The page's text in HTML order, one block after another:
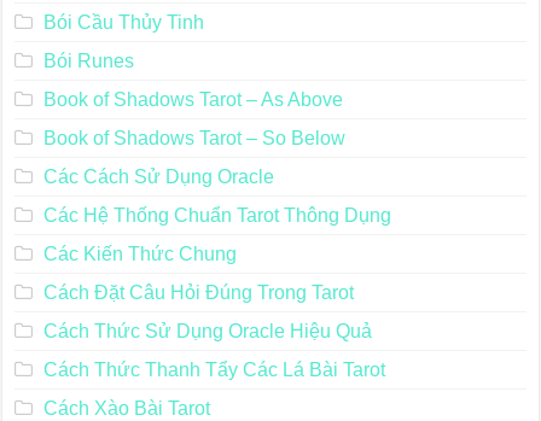
Bói Cầu Thủy Tinh
Bói Runes
Book of Shadows Tarot – As Above
Book of Shadows Tarot – So Below
Các Cách Sử Dụng Oracle
Các Hệ Thống Chuẩn Tarot Thông Dụng
Các Kiến Thức Chung
Cách Đặt Câu Hỏi Đúng Trong Tarot
Cách Thức Sử Dụng Oracle Hiệu Quả
Cách Thức Thanh Tẩy Các Lá Bài Tarot
Cách Xào Bài Tarot